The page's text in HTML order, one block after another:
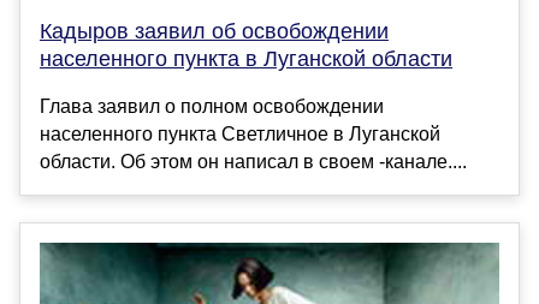
Кадыров заявил об освобождении
населенного пункта в Луганской области
Глава заявил о полном освобождении
населенного пункта Светличное в Луганской
области. Об этом он написал в своем -канале....